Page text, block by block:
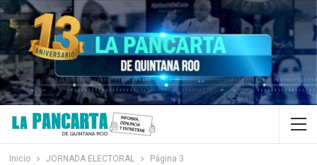
Inicio JORNADA ELECTORAL Página 3